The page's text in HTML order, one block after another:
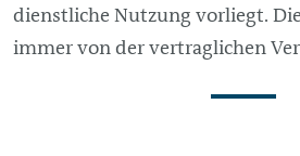
dienstliche Nutzung vorliegt.
immer von der vertraglichen